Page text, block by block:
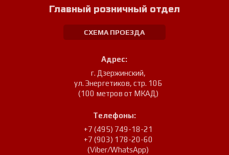
Главный розничный отдел
СХЕМА ПРОЕЗДА
Адрес:
г. Дзержинский,
ул. Энергетиков, стр. 10Б
(100 метров от МКАД)
Телефоны:
+7 (495) 749-18-21
+7 (903) 178-20-60
(Viber/WhatsApp)